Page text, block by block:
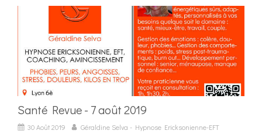
Santé Revue - 7 août 2019
30 Août 2019 Géraldine Selva - Hypnose Ericksonienne-EFT